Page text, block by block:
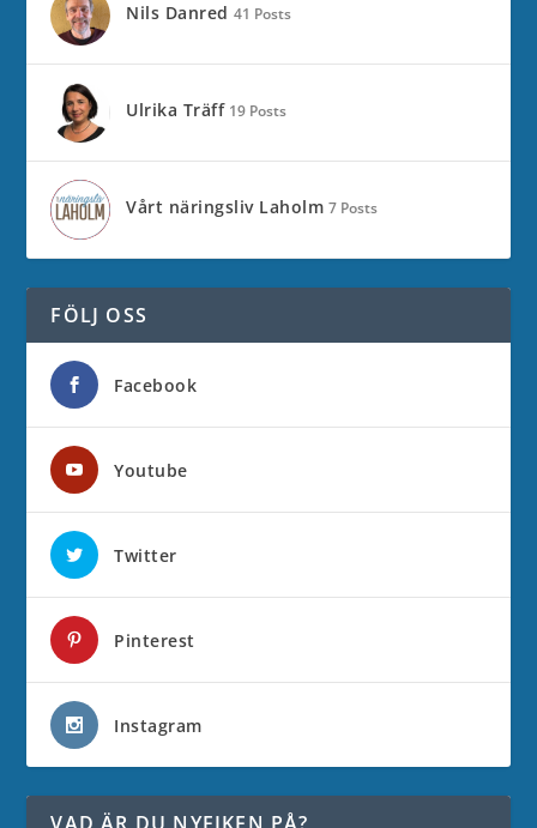
Nils Danred 41 Posts
Ulrika Träff 19 Posts
Vårt näringsliv Laholm 7 Posts
FÖLJ OSS
Facebook
Youtube
Twitter
Pinterest
Instagram